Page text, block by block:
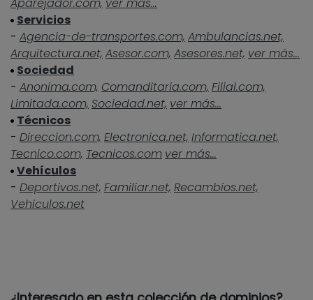
Servicios
- Agencia-de-transportes.com, Ambulancias.net,
Arquitectura.net, Asesor.com, Asesores.net, ver más...
Sociedad
- Anonima.com, Comanditaria.com, Filial.com,
Limitada.com, Sociedad.net, ver más...
Técnicos
- Direccion.com, Electronica.net, Informatica.net,
Tecnico.com, Tecnicos.com ver más...
Vehículos
- Deportivos.net, Familiar.net, Recambios.net,
Vehiculos.net